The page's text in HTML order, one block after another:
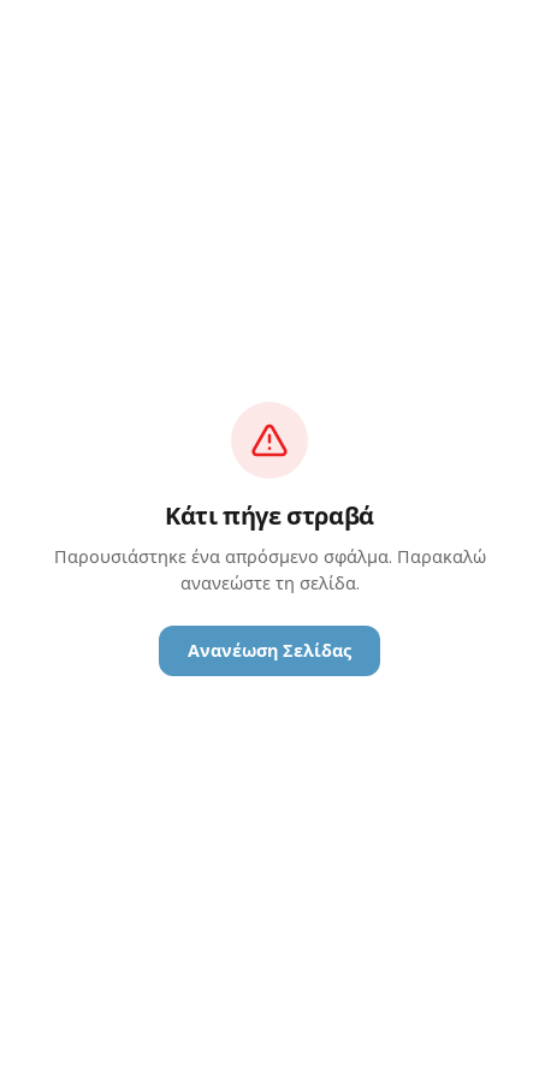
Κάτι πήγε στραβά
Παρουσιάστηκε ένα απρόσμενο σφάλμα. Παρακαλώ
ανανεώστε τη σελίδα.
Ανανέωση Σελίδας